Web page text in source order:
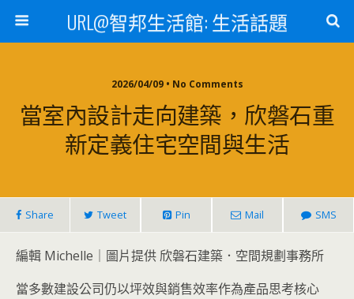
URL@智邦生活館: 生活話題
2026/04/09 • No Comments
當室內設計走向建築，欣磐石重
新定義住宅空間與生活
Share Tweet Pin Mail SMS
編輯 Michelle｜圖片提供 欣磐石建築．空間規劃事務所
當多數建設公司仍以坪效與銷售效率作為產品思考核心